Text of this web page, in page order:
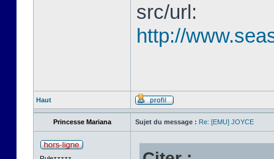
src/url:
http://
Haut
Princesse Mariana Sujet du message : Re: [EMU] JOYCE